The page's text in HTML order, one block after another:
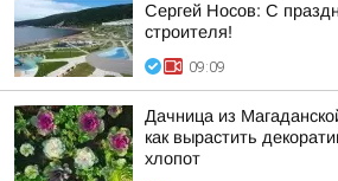
Сергей Носов: С
строителя!
09:09
Дачница из
как вырастить
хлопот